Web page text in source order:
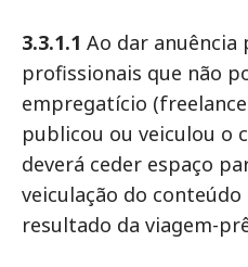
3.3.1.1 Ao dar anuência
profissionais que não
empregatício
publicou ou veiculou o
deverá ceder espaço
veiculação do
resultado da viagem-